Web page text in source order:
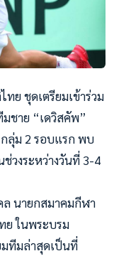
ย ชุดเตรียมเข้าร่วม
ชาย “เดวิสคัพ”
กลุ่ม 2 รอบแรก พบ
ช่วงระหว่างวันที่ 3-4
นายกสมาคมกีฬา
ย ในพระบรม
มทีมล่าสุดเป็นที่